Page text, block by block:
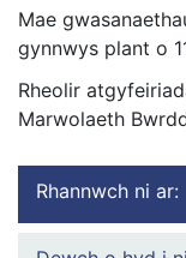
Mae
gynnwys plant o
Rheolir
Marwolaeth
Rhannwch ni ar: